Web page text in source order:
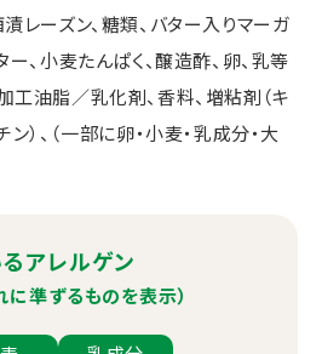
レーズン、糖類、バター入りマーガ
ー、小麦たんぱく、醸造酢、卵、乳等
工油脂／乳化剤、香料、増粘剤（キ
ン）、（一部に卵・小麦・乳成分・大
アレルゲン
準ずるものを表示）